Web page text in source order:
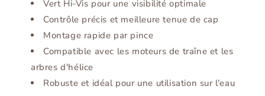
Vert Hi-Vis pour une visibilité optimale
Contrôle précis et meilleure tenue de cap
Montage rapide par pince
Compatible avec les moteurs de traîne et les
arbres d'hélice
Robuste et idéal pour une utilisation sur l'eau